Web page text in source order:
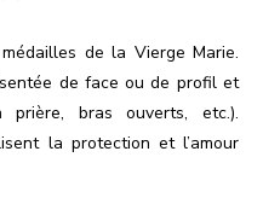
de la Vierge Marie.
de face ou de profil et
prière, bras ouverts, etc.).
la protection et l’amour